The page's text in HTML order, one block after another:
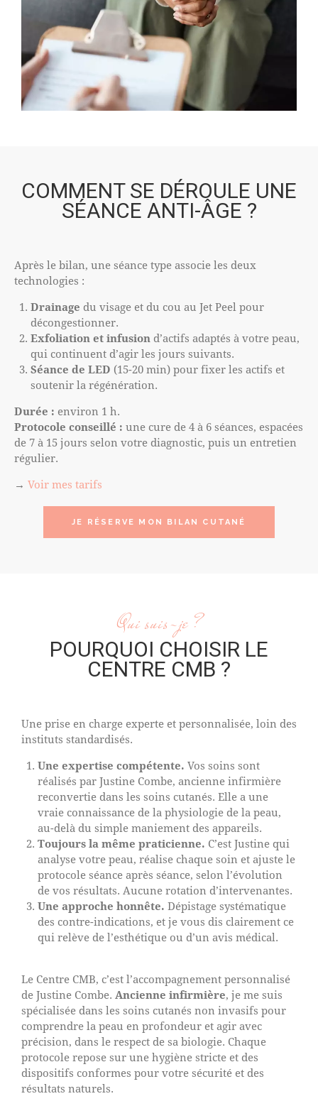
COMMENT SE DÉROULE UNE
SÉANCE ANTI-ÂGE ?
Après le bilan, une séance type associe les deux
technologies :
Drainage du visage et du cou au Jet Peel pour
décongestionner.
Exfoliation et infusiond’actifs adaptés à votre peau,
qui continuent d’agir les jours suivants.
Séance de LED (15-20 min) pour fixer les actifs et
soutenir la régénération.
Durée : environ 1 h.
Protocole conseillé : une cure de 4 à 6 séances, espacées
de 7 à 15 jours selon votre diagnostic, puis un entretien
régulier.
→ Voir mes tarifs
JE RÉSERVE MON BILAN CUTANÉ
Qui suis-je ?
POURQUOI CHOISIR LE
CENTRE CMB ?
Une prise en charge experte et personnalisée, loin des
instituts standardisés.
Une expertise compétente. Vos soins sont
réalisés par Justine Combe, ancienne infirmière
reconvertie dans les soins cutanés. Elle a une
vraie connaissance de la physiologie de la peau,
au-delà du simple maniement des appareils.
Toujours la même praticienne. C’est Justine qui
analyse votre peau, réalise chaque soin et ajuste le
protocole séance après séance, selon l’évolution
de vos résultats. Aucune rotation d’intervenantes.
Une approche honnête. Dépistage systématique
des contre-indications, et je vous dis clairement ce
qui relève de l’esthétique ou d’un avis médical.
Le Centre CMB, c’est l’accompagnement personnalisé
de Justine Combe. Ancienne infirmière, je me suis
spécialisée dans les soins cutanés non invasifs pour
comprendre la peau en profondeur et agir avec
précision, dans le respect de sa biologie. Chaque
protocole repose sur une hygiène stricte et des
dispositifs conformes pour votre sécurité et des
résultats naturels.